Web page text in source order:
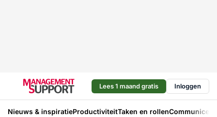
Lees 1 maand gratis Inloggen
Nieuws & inspiratieProductiviteitTaken en rollen